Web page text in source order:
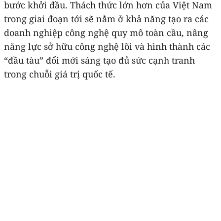
bước khởi đầu. Thách thức lớn hơn của Việt Nam
trong giai đoạn tới sẽ nằm ở khả năng tạo ra các
doanh nghiệp công nghệ quy mô toàn cầu, nâng
năng lực sở hữu công nghệ lõi và hình thành các
“đầu tàu” đổi mới sáng tạo đủ sức cạnh tranh
trong chuỗi giá trị quốc tế.